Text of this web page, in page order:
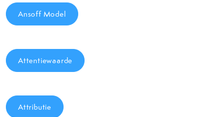
Ansoff Model
Attentiewaarde
Attributie